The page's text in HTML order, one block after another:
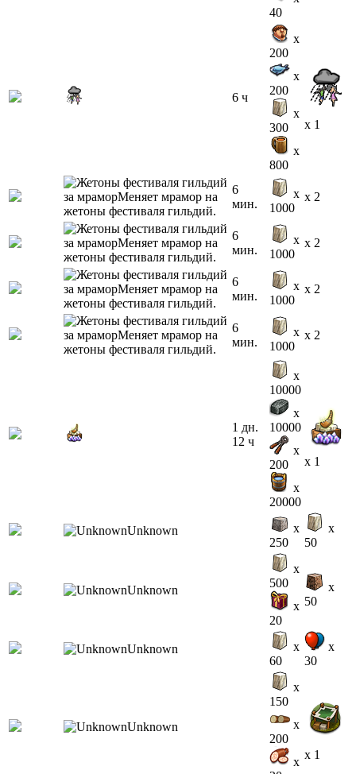
40
6 ч
x
200
x
200
x
300
x
800
x 1
6
мин.
x
1000
x 2
6
мин.
x
1000
x 2
6
мин.
x
1000
x 2
6
мин.
x
1000
x 2
1 дн.
12 ч
x
10000
x
10000
x
200
x
20000
x 1
x
250
x
50
x
500
x
20
x
50
x
60
x
30
x
150
x
200
x
x 1